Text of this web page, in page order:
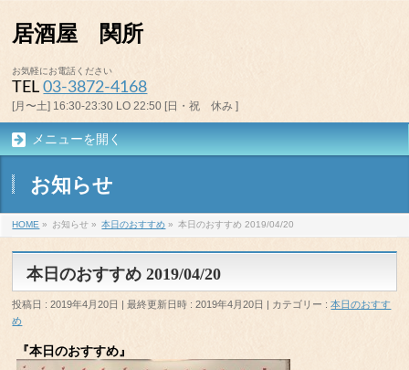
居酒屋 関所
お気軽にお電話ください
TEL03-3872-4168
[月〜土] 16:30-23:30 LO 22:50 [日・祝 休み ]
メニューを開く
お知らせ
HOME » お知らせ » 本日のおすすめ » 本日のおすすめ 2019/04/20
本日のおすすめ 2019/04/20
投稿日 : 2019年4月20日 最終更新日時 : 2019年4月20日 カテゴリー :本日のおすす
め
『本日のおすすめ』